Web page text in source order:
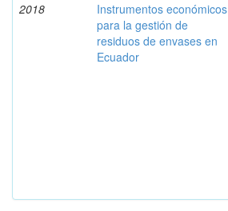
2018
Instrumentos económicos
para la gestión de
residuos de envases en
Ecuador